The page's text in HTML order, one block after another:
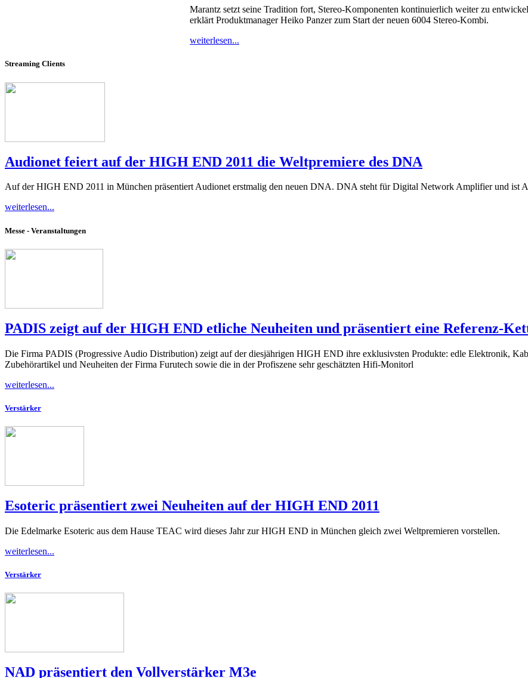
Marantz setzt seine Tradition fort, Stereo-Komponenten kontinuierlich weiter zu
erklärt Produktmanager Heiko Panzer zum Start der neuen 6004 Stereo-Kombi.
weiterlesen...
Streaming Clients
Audionet feiert auf der HIGH END 2011 die Weltpremiere des DNA
Auf der HIGH END 2011 in München präsentiert Audionet erstmalig den neuen DNA. DNA steht für Digital Network Amplifier und ist
weiterlesen...
Messe - Veranstaltungen
PADIS zeigt auf der HIGH END etliche Neuheiten und präsentiert eine Referenz-
Die Firma PADIS (Progressive Audio Distribution) zeigt auf der diesjährigen HIGH END ihre exklusivsten Produkte: edle Elektronik,
Zubehörartikel und Neuheiten der Firma Furutech sowie die in der Profiszene sehr geschätzten Hifi-Monitorl
weiterlesen...
Verstärker
Esoteric präsentiert zwei Neuheiten auf der HIGH END 2011
Die Edelmarke Esoteric aus dem Hause TEAC wird dieses Jahr zur HIGH END in München gleich zwei Weltpremieren vorstellen.
weiterlesen...
Verstärker
NAD präsentiert den Vollverstärker M3e